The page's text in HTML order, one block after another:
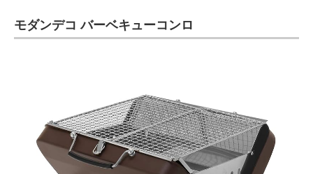
モダンデコ バーベキューコンロ